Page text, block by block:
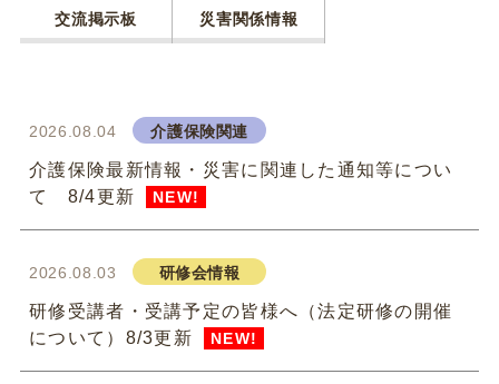
交流掲示板 災害関係情報
2026.08.04 介護保険関連
介護保険最新情報・災害に関連した通知等につい
て 8/4更新
NEW!
2026.08.03 研修会情報
研修受講者・受講予定の皆様へ（法定研修の開催
について）8/3更新
NEW!